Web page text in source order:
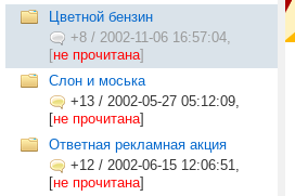
Цветной бензин
+8 / 2002-11-06 16:57:04,
[не прочитана]
Слон и моська
+13 / 2002-05-27 05:12:09,
[не прочитана]
Ответная рекламная акция
+12 / 2002-06-15 12:06:51,
[не прочитана]